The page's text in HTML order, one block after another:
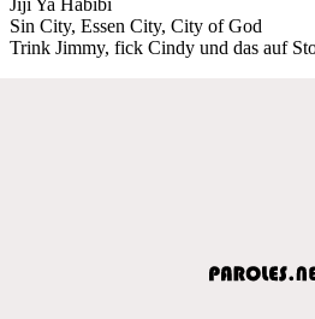
Sin City, Essen City, City of God
Trink Jimmy, fick Cindy und das auf